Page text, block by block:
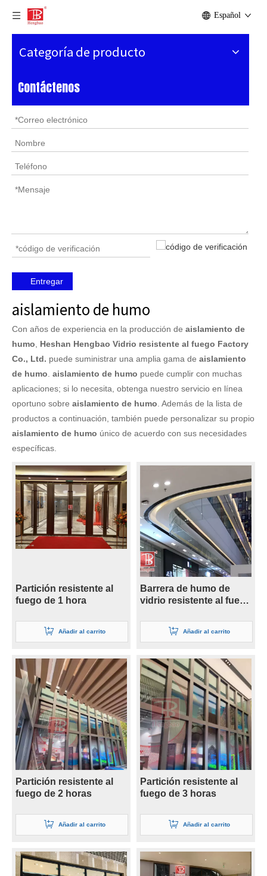
Español
Categoría de producto
Contáctenos
Entregar
aislamiento de humo
Con años de experiencia en la producción de aislamiento de
humo
Heshan Hengbao Vidrio resistente al fuego Factory
Co., Ltd. puede suministrar una amplia gama de aislamiento
de humo aislamiento de humo puede cumplir con muchas
aplicaciones; si lo necesita, obtenga nuestro servicio en línea
oportuno sobre aislamiento de humo . Además de la lista de
productos a continuación, también puede personalizar su propio
aislamiento de humo único de acuerdo con sus necesidades
específicas.
Partición resistente al
fuego de 1 hora
Añadir al carrito
Barrera de humo de
vidrio resistente al fuego
Añadir al carrito
Partición resistente al
fuego de 2 horas
Añadir al carrito
Partición resistente al
fuego de 3 horas
Añadir al carrito